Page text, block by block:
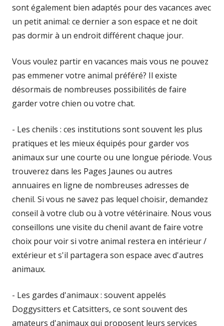
sont également bien adaptés pour des vacances avec
un petit animal: ce dernier a son espace et ne doit
pas dormir à un endroit différent chaque jour.
Vous voulez partir en vacances mais vous ne pouvez
pas emmener votre animal préféré? Il existe
désormais de nombreuses possibilités de faire
garder votre chien ou votre chat.
- Les chenils : ces institutions sont souvent les plus
pratiques et les mieux équipés pour garder vos
animaux sur une courte ou une longue période. Vous
trouverez dans les Pages Jaunes ou autres
annuaires en ligne de nombreuses adresses de
chenil. Si vous ne savez pas lequel choisir, demandez
conseil à votre club ou à votre vétérinaire. Nous vous
conseillons une visite du chenil avant de faire votre
choix pour voir si votre animal restera en intérieur /
extérieur et s'il partagera son espace avec d'autres
animaux.
- Les gardes d'animaux : souvent appelés
Doggysitters et Catsitters, ce sont souvent des
amateurs d'animaux qui proposent leurs services